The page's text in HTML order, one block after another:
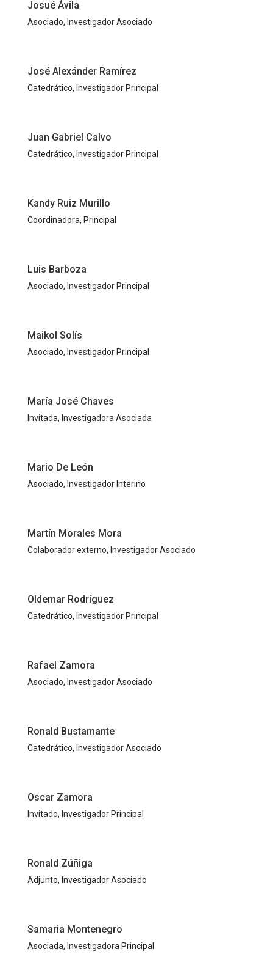
Josué Ávila
Asociado, Investigador Asociado
José Alexánder Ramírez
Catedrático, Investigador Principal
Juan Gabriel Calvo
Catedrático, Investigador Principal
Kandy Ruiz Murillo
Coordinadora, Principal
Luis Barboza
Asociado, Investigador Principal
Maikol Solís
Asociado, Investigador Principal
María José Chaves
Invitada, Investigadora Asociada
Mario De León
Asociado, Investigador Interino
Martín Morales Mora
Colaborador externo, Investigador Asociado
Oldemar Rodríguez
Catedrático, Investigador Principal
Rafael Zamora
Asociado, Investigador Asociado
Ronald Bustamante
Catedrático, Investigador Asociado
Oscar Zamora
Invitado, Investigador Principal
Ronald Zúñiga
Adjunto, Investigador Asociado
Samaria Montenegro
Asociada, Investigadora Principal